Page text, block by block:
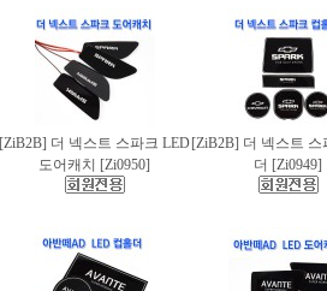
[ZiB2B] 더 넥스트 스파크 LED
도어캐치 [Zi0950]
[ZiB2B] 더 넥스트 스
더 [Zi0949]